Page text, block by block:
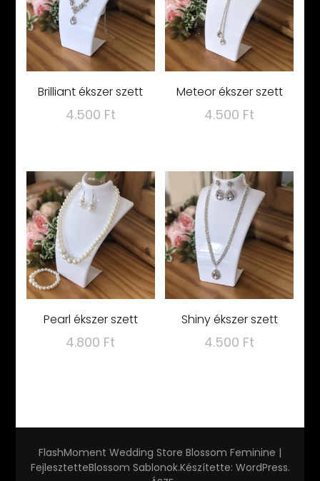
Brilliant ékszer szett
4.500 Ft
Meteor ékszer szett
4.500 Ft
Pearl ékszer szett
4.800 Ft
Shiny ékszer szett
4.500 Ft
FlashMoment Wedding Store Blossom Feminine |
FejlesztetteBlossom Sablonok.Készítette: WordPress.